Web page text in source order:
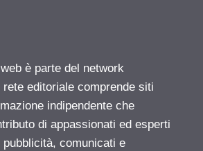
è parte del network
editoriale comprende siti
indipendente che
di appassionati ed esperti
comunicati e